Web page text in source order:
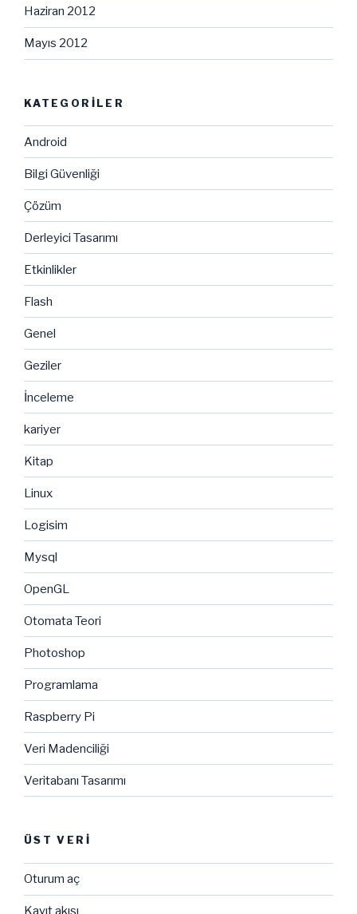
Haziran 2012
Mayıs 2012
KATEGORILER
Android
Bilgi Güvenliği
Çözüm
Derleyici Tasarımı
Etkinlikler
Flash
Genel
Geziler
İnceleme
kariyer
Kitap
Linux
Logisim
Mysql
OpenGL
Otomata Teori
Photoshop
Programlama
Raspberry Pi
Veri Madenciliği
Veritabanı Tasarımı
ÜST VERI
Oturum aç
Kayıt akışı